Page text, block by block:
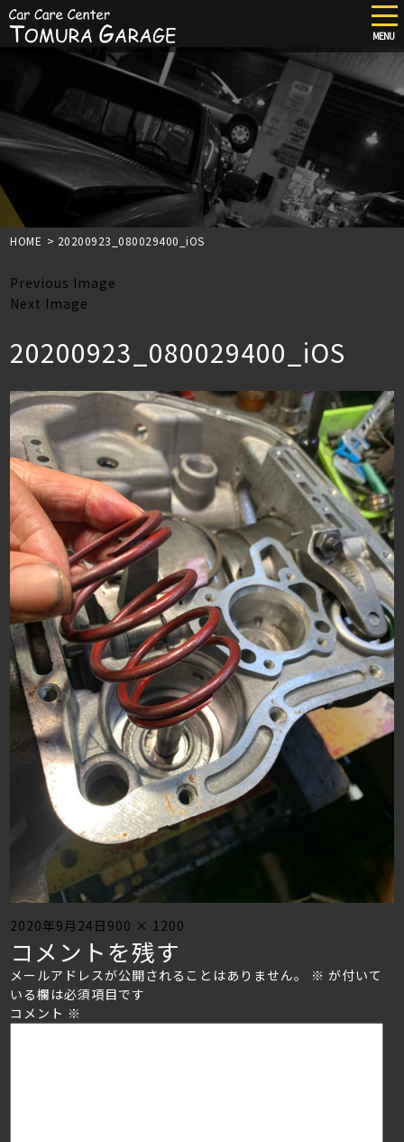
content
MENU
HOME > 20200923_080029400_iOS
Previous Image
Next Image
20200923_080029400_iOS
Posted
on
2020年9月24日 Full
size
900 × 1200
コメントを残す
メールアドレスが公開されることはありません。 ※ が付いて
いる欄は必須項目です
コメント ※